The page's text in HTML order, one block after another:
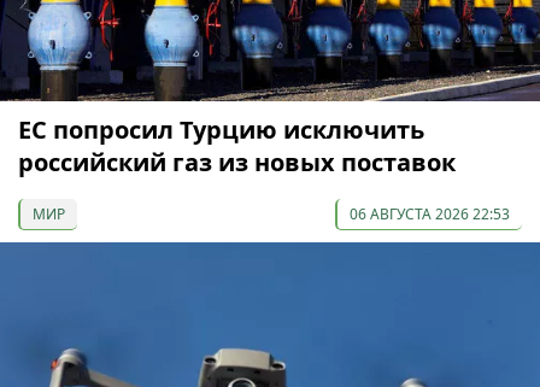
ЕС попросил Турцию исключить
российский газ из новых поставок
МИР 06 АВГУСТА 2026 22:53